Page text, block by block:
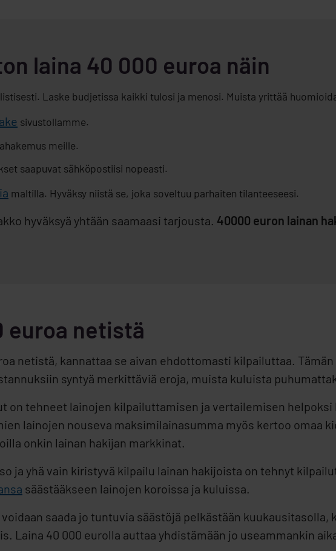
laina 40 000 euroa näin
Laske budjetissa kaikki tulosi ja menosi. Muista yrittää
sivustollamme.
meille.
saapuvat sähköpostiisi nopeasti.
maltilla. Hyväksy niistä se, joka soveltuu parhaiten tilanteeseesi.
hyväksyä yhtään saamaasi tarjousta. 40000 euron lainan
euroa netistä
netistä, kannattaa se aivan ehdottomasti kilpailuttaa.
syntyä merkittäviä eroja, muista kuluista
on tehneet lainojen kilpailuttamisen ja vertailemisen helpoksi
lainojen nouseva maksimilainasumma myös kertoo omaa
onkin lainan hakijan markkinat.
ja yhä vain kiristyvä kilpailu lainan hakijoista on tehnyt
säästääkseen lainojen koroissa ja kuluissa.
saada jo tuntuvia säästöjä pelkästään kuukausitasolla,
Laina 40 000 eurolla auttaa yhdistämään jo useammankin